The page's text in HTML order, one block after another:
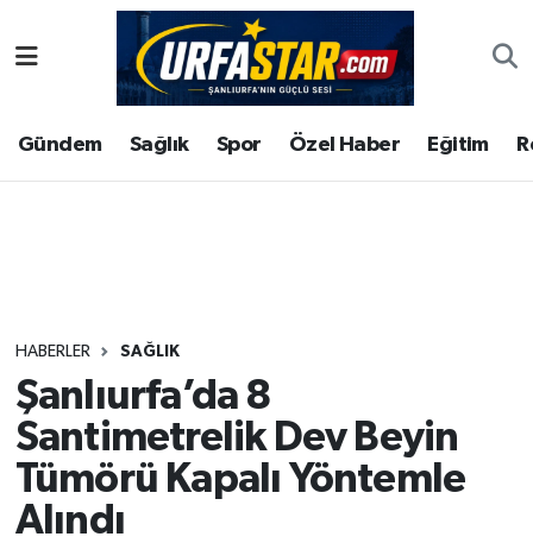
Gündem Sağlık Spor Özel Haber Eğitim
HABERLER SAĞLIK
Şanlıurfa’da 8
Santimetrelik Dev Beyin
Tümörü Kapalı Yöntemle
Alındı
ASAYİS
ÇEVRE
Gündem
Kültür
Magazin
Şanlıurfa Nöbetçi Eczaneler
Şanlıurfa Hava Durumu
Tüm Manşetler
Son Dakika Haberleri
Haber Arşivi